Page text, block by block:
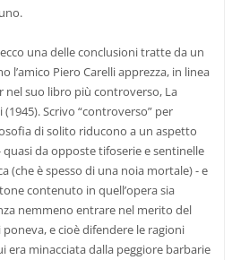
una delle conclusioni tratte da un
l’amico Piero Carelli apprezza, in linea
nel suo libro più controverso, La
Scrivo “controverso” per
di solito riducono a un aspetto
da opposte tifoserie e sentinelle
(che è spesso di una noia mortale) - e
contenuto in quell’opera sia
nemmeno entrare nel merito del
e cioè difendere le ragioni
era minacciata dalla peggiore barbarie